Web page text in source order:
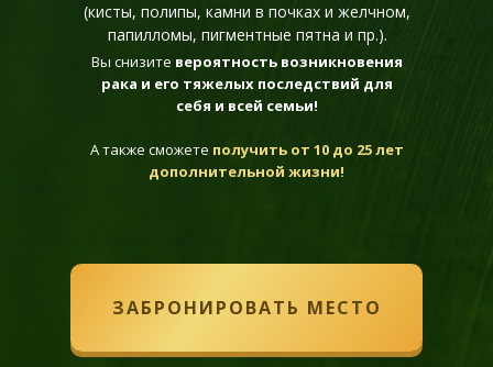
(кисты, полипы, камни в почках и желчном,
папилломы, пигментные пятна и пр.).
Вы снизите вероятность возникновения
рака и его тяжелых последствий для
себя и всей семьи!
А также сможете получить от 10 до 25 лет
дополнительной жизни!
ЗАБРОНИРОВАТЬ МЕСТО